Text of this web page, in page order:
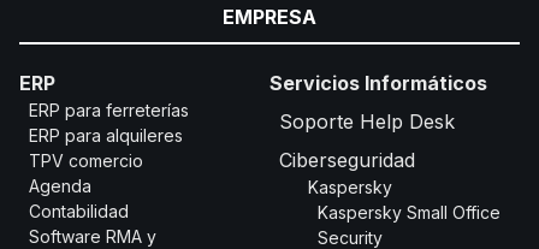
EMPRESA
ERP
ERP para ferreterías
ERP para alquileres
TPV comercio
Agenda
Contabilidad
Software RMA y
Servicios Informáticos
Soporte Help Desk
Ciberseguridad
Kaspersky
Kaspersky Small Office
Security